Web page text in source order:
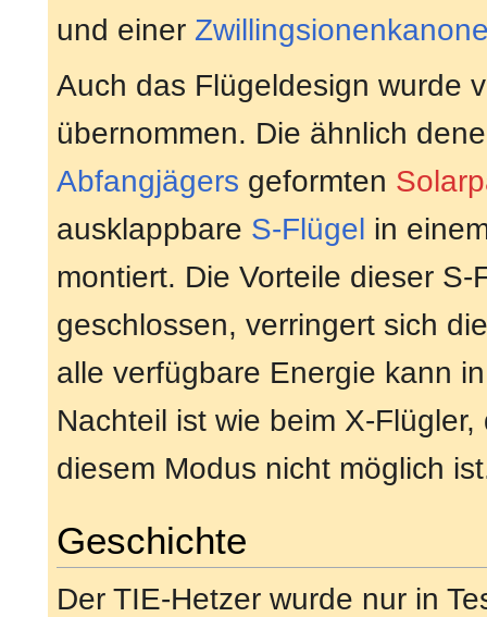
und einer
Auch das Flügeldesign wurde
übernommen. Die ähnlich
Abfangjägers geformten
ausklappbare S-Flügel in
montiert. Die Vorteile dieser
geschlossen, verringert sich
alle verfügbare Energie kann
Nachteil ist wie beim X-
diesem Modus nicht möglich
Geschichte
Der TIE-Hetzer wurde nur in